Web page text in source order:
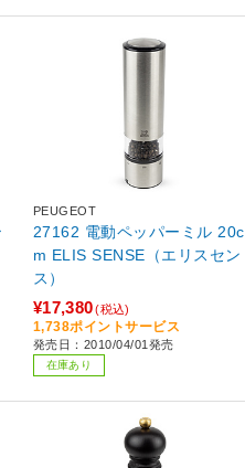
PEUGEOT
27162 電動ペッパーミル 20c
m ELIS SENSE（エリスセン
ス）
¥17,380(税込)
1,738ポイントサービス
発売日：2010/04/01発売
在庫あり